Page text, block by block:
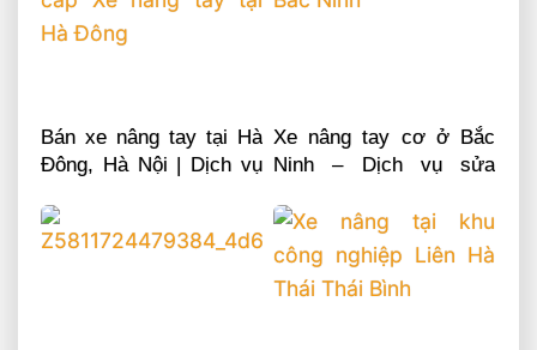
Bán xe nâng tay tại Hà
Đông, Hà Nội | Dịch vụ
Xe nâng tay cơ ở Bắc
Ninh – Dịch vụ sửa